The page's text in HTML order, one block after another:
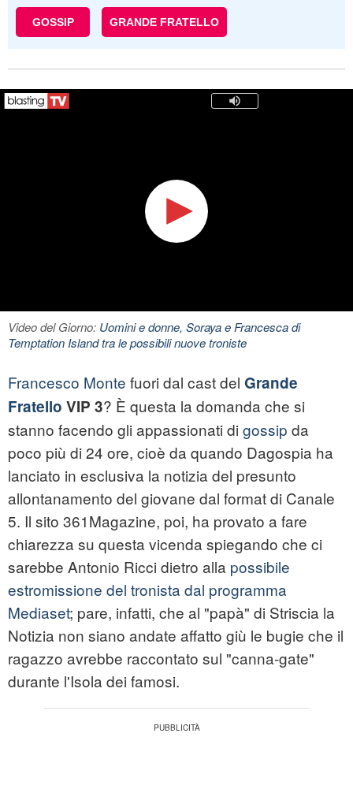
GOSSIP GRANDE FRATELLO
Video del Giorno: Uomini e donne, Soraya e Francesca di
Temptation Island tra le possibili nuove troniste
Francesco Monte fuori dal cast del Grande
Fratello VIP 3? È questa la domanda che si
stanno facendo gli appassionati di gossip da
poco più di 24 ore, cioè da quando Dagospia ha
lanciato in esclusiva la notizia del presunto
allontanamento del giovane dal format di Canale
5. Il sito 361Magazine, poi, ha provato a fare
chiarezza su questa vicenda spiegando che ci
sarebbe Antonio Ricci dietro alla possibile
estromissione del tronista dal programma
Mediaset; pare, infatti, che al "papà" di Striscia la
Notizia non siano andate affatto giù le bugie che il
ragazzo avrebbe raccontato sul "canna-gate"
durante l'Isola dei famosi.